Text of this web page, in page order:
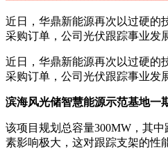
近日，华鼎新能源再次以过硬的
采购订单，公司光伏跟踪事业发
近日，华鼎新能源再次以过硬的
采购订单，公司光伏跟踪事业发
滨海风光储智慧能源示范基地一
该项目规划总容量300MW，其
素影响极大，这对跟踪支架的性